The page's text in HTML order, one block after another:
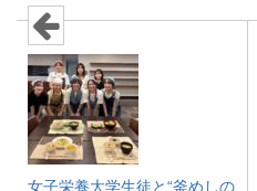
女子栄養大学生徒と“釜めしの